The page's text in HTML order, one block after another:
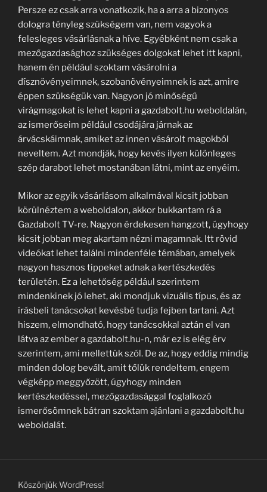
Persze ez csak arra vonatkozik, ha a arra a bizonyos
dologra tényleg szükségem van, nem vagyok a
felesleges vásárlásnak a híve. Egyébként nem csak a
mezőgazdasághoz szükséges dolgokat lehet itt kapni,
hanem én például szoktam vásárolni a
dísznövényeimnek, szobanövényeimnek is azt, amire
éppen szükségük van. Nagyon jó minőségű
virágmagokat is lehet kapni a gazdabolt.hu weboldalán,
az ismerőseim például csodájára járnak az
árvácskáimnak, amiket az innen vásárolt magokból
neveltem. Azt mondják, hogy kevés ilyen különleges
szép darabot lehet mostanában látni, mint az enyéim.
Mikor az egyik vásárlásom alkalmával kicsit jobban
körülnéztem a weboldalon, akkor bukkantam rá a
Gazdabolt TV-re. Nagyon érdekesen hangzott, úgyhogy
kicsit jobban meg akartam nézni magamnak. Itt rövid
videókat lehet találni mindenféle témában, amelyek
nagyon hasznos tippeket adnak a kertészkedés
területén. Ez a lehetőség például szerintem
mindenkinek jó lehet, aki mondjuk vizuális típus, és az
írásbeli tanácsokat kevésbé tudja fejben tartani. Azt
hiszem, elmondható, hogy tanácsokkal aztán el van
látva az ember a gazdabolt.hu-n, már ez is elég érv
szerintem, ami mellettük szól. De az, hogy eddig mindig
minden dolog bevált, amit tőlük rendeltem, engem
végképp meggyőzött, úgyhogy minden
kertészkedéssel, mezőgazdasággal foglalkozó
ismerősömnek bátran szoktam ajánlani a gazdabolt.hu
weboldalát.
Köszönjük WordPress!